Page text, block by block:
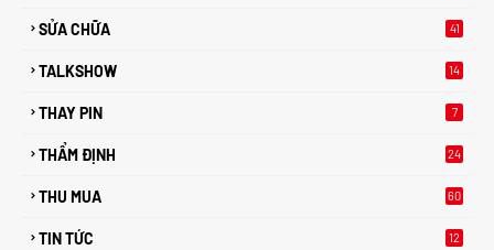
SỬA CHỮA 41
TALKSHOW 14
THAY PIN 7
THẨM ĐỊNH 24
THU MUA 60
TIN TỨC 12